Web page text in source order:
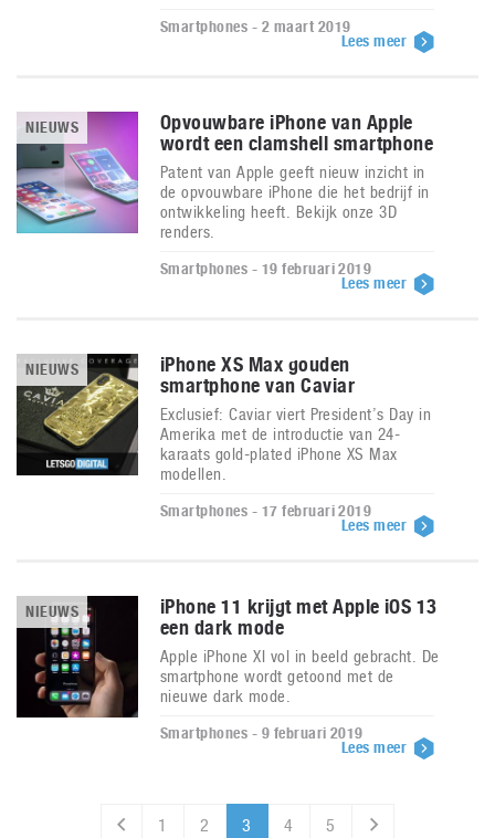
Smartphones - 2 maart 2019
Lees meer
NIEUWS
Opvouwbare iPhone van Apple
wordt een clamshell smartphone
Patent van Apple geeft nieuw inzicht in
de opvouwbare iPhone die het bedrijf in
ontwikkeling heeft. Bekijk onze 3D
renders.
Smartphones - 19 februari 2019
Lees meer
NIEUWS
iPhone XS Max gouden
smartphone van Caviar
Exclusief: Caviar viert President’s Day in
Amerika met de introductie van 24-
karaats gold-plated iPhone XS Max
modellen.
Smartphones - 17 februari 2019
Lees meer
NIEUWS
iPhone 11 krijgt met Apple iOS 13
een dark mode
Apple iPhone XI vol in beeld gebracht. De
smartphone wordt getoond met de
nieuwe dark mode.
Smartphones - 9 februari 2019
Lees meer
1 2 3 4 5